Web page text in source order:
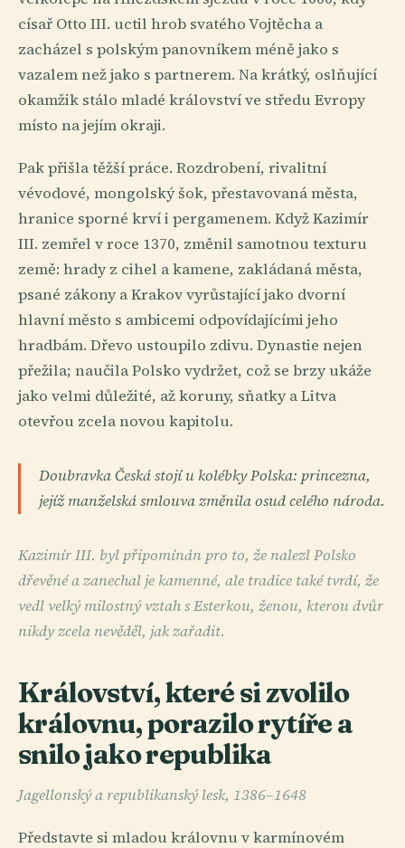
císař Otto III. uctil hrob svatého Vojtěcha a
zacházel s polským panovníkem méně jako s
vazalem než jako s partnerem. Na krátký, oslňující
okamžik stálo mladé království ve středu Evropy
místo na jejím okraji.
Pak přišla těžší práce. Rozdrobení, rivalitní
vévodové, mongolský šok, přestavovaná města,
hranice sporné krví i pergamenem. Když Kazimír
III. zemřel v roce 1370, změnil samotnou texturu
země: hrady z cihel a kamene, zakládaná města,
psané zákony a Krakov vyrůstající jako dvorní
hlavní město s ambicemi odpovídajícími jeho
hradbám. Dřevo ustoupilo zdivu. Dynastie nejen
přežila; naučila Polsko vydržet, což se brzy ukáže
jako velmi důležité, až koruny, sňatky a Litva
otevřou zcela novou kapitolu.
Doubravka Česká stojí u kolébky Polska: princezna,
jejíž manželská smlouva změnila osud celého národa.
Kazimír III. byl připomínán pro to, že nalezl Polsko
dřevěné a zanechal je kamenné, ale tradice také tvrdí, že
vedl velký milostný vztah s Esterkou, ženou, kterou dvůr
nikdy zcela nevěděl, jak zařadit.
Království, které si zvolilo
královnu, porazilo rytíře a
snilo jako republika
Jagellonský a republikanský lesk, 1386–1648
Představte si mladou královnu v karmínovém